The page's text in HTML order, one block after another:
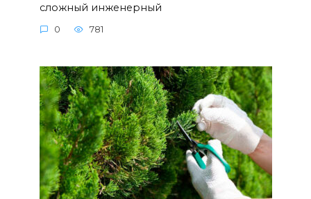
сложный инженерный
0 781